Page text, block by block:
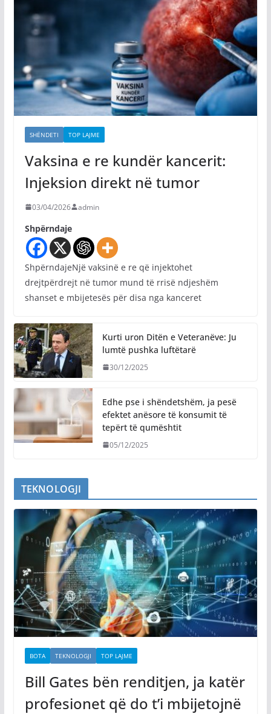
SHËNDETI TOP LAJME
Vaksina e re kundër kancerit:
Injeksion direkt në tumor
03/04/2026 admin
Shpërndaje
ShpërndajeNjë vaksinë e re që injektohet
drejtpërdrejt në tumor mund të rrisë ndjeshëm
shanset e mbijetesës për disa nga kanceret
Kurti uron Ditën e Veteranëve: Ju
lumtë pushka luftëtarë
30/12/2025
Edhe pse i shëndetshëm, ja pesë
efektet anësore të konsumit të
tepërt të qumështit
05/12/2025
TEKNOLOGJI
BOTA TEKNOLOGJI TOP LAJME
Bill Gates bën renditjen, ja katër
profesionet që do t’i mbijetojnë